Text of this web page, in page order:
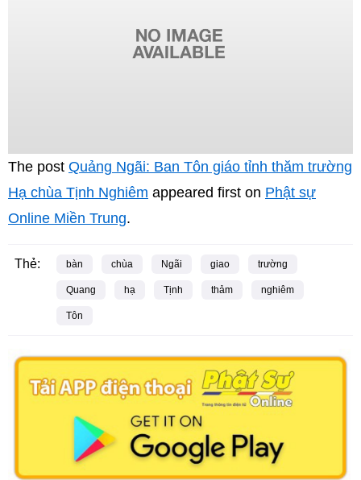
The post Quảng Ngãi: Ban Tôn giáo tỉnh thăm trường
Hạ chùa Tịnh Nghiêm appeared first on Phật sự
Online Miền Trung.
Thẻ: bàn chùa Ngãi giao trường
Quang hạ Tịnh thảm nghiêm
Tôn